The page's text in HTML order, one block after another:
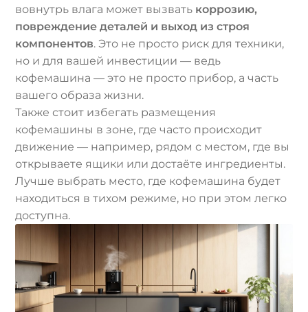
вовнутрь влага может вызвать коррозию,
повреждение деталей и выход из строя
компонентов. Это не просто риск для техники,
но и для вашей инвестиции — ведь
кофемашина — это не просто прибор, а часть
вашего образа жизни.
Также стоит избегать размещения
кофемашины в зоне, где часто происходит
движение — например, рядом с местом, где вы
открываете ящики или достаёте ингредиенты.
Лучше выбрать место, где кофемашина будет
находиться в тихом режиме, но при этом легко
доступна.